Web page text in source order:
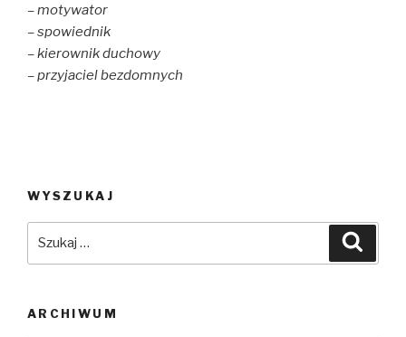
– motywator
– spowiednik
– kierownik duchowy
– przyjaciel bezdomnych
WYSZUKAJ
ARCHIWUM